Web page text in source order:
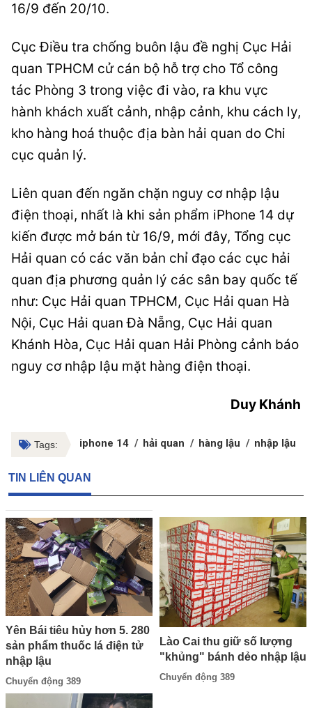
16/9 đến 20/10.
Cục Điều tra chống buôn lậu đề nghị Cục Hải
quan TPHCM cử cán bộ hỗ trợ cho Tổ công
tác Phòng 3 trong việc đi vào, ra khu vực
hành khách xuất cảnh, nhập cảnh, khu cách ly,
kho hàng hoá thuộc địa bàn hải quan do Chi
cục quản lý.
Liên quan đến ngăn chặn nguy cơ nhập lậu
điện thoại, nhất là khi sản phẩm iPhone 14 dự
kiến được mở bán từ 16/9, mới đây, Tổng cục
Hải quan có các văn bản chỉ đạo các cục hải
quan địa phương quản lý các sân bay quốc tế
như: Cục Hải quan TPHCM, Cục Hải quan Hà
Nội, Cục Hải quan Đà Nẵng, Cục Hải quan
Khánh Hòa, Cục Hải quan Hải Phòng cảnh báo
nguy cơ nhập lậu mặt hàng điện thoại.
Duy Khánh
Tags: iphone 14 hải quan hàng lậu nhập lậu
TIN LIÊN QUAN
Yên Bái tiêu hủy hơn 5. 280
sản phẩm thuốc lá điện tử
nhập lậu
Chuyển động 389
Lào Cai thu giữ số lượng
"khủng" bánh dẻo nhập lậu
Chuyển động 389